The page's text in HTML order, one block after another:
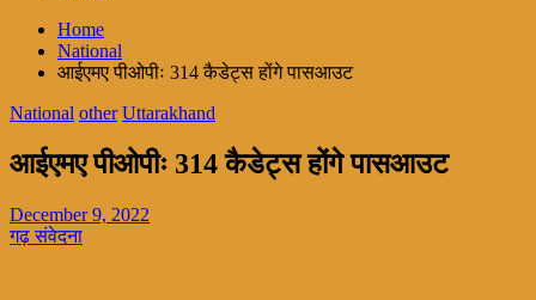
Home
National
आईएमए पीओपीः 314 कैडेट्स होंगे पासआउट
National other Uttarakhand
आईएमए पीओपीः 314 कैडेट्स होंगे पासआउट
December 9, 2022
गढ़ संवेदना